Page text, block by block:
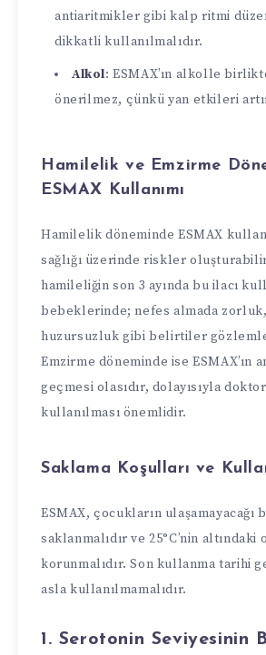
antiaritmikler gibi kalp ritmi
dikkatli kullanılmalıdır.
Alkol: ESMAX’ın alkolle
önerilmez, çünkü yan etkileri
Hamilelik ve Emzirme
ESMAX Kullanımı
Hamilelik döneminde ESMAX
sağlığı üzerinde riskler
hamileliğin son 3 ayında bu ilacı
bebeklerinde; nefes almada
huzursuzluk gibi belirtiler
Emzirme döneminde ise ESMAX’ın
geçmesi olasıdır, dolayısıyla
kullanılması önemlidir.
Saklama Koşulları ve
ESMAX, çocukların ulaşamayacağı
saklanmalıdır ve 25°C’nin altındaki
korunmalıdır. Son kullanma tarihi
asla kullanılmamalıdır.
1. Serotonin Seviyesinin